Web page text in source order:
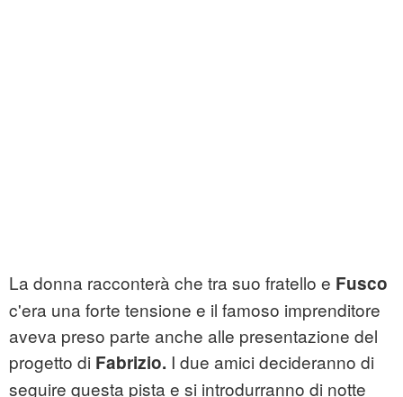
La donna racconterà che tra suo fratello e Fusco
c'era una forte tensione e il famoso imprenditore
aveva preso parte anche alle presentazione del
progetto di Fabrizio. I due amici decideranno di
seguire questa pista e si introdurranno di notte